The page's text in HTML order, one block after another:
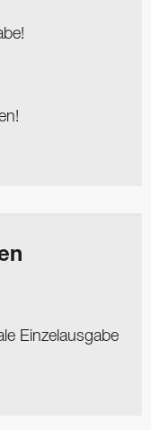
Einzelausgabe